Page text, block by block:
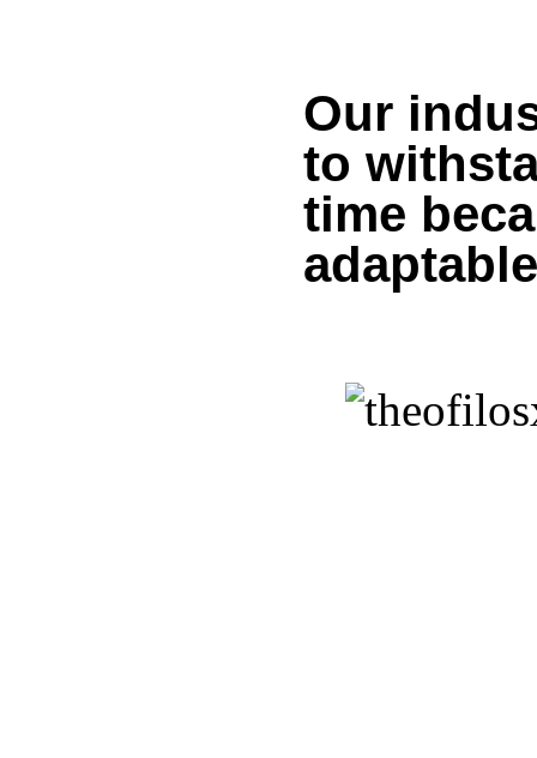
Our
to
time
adaptable